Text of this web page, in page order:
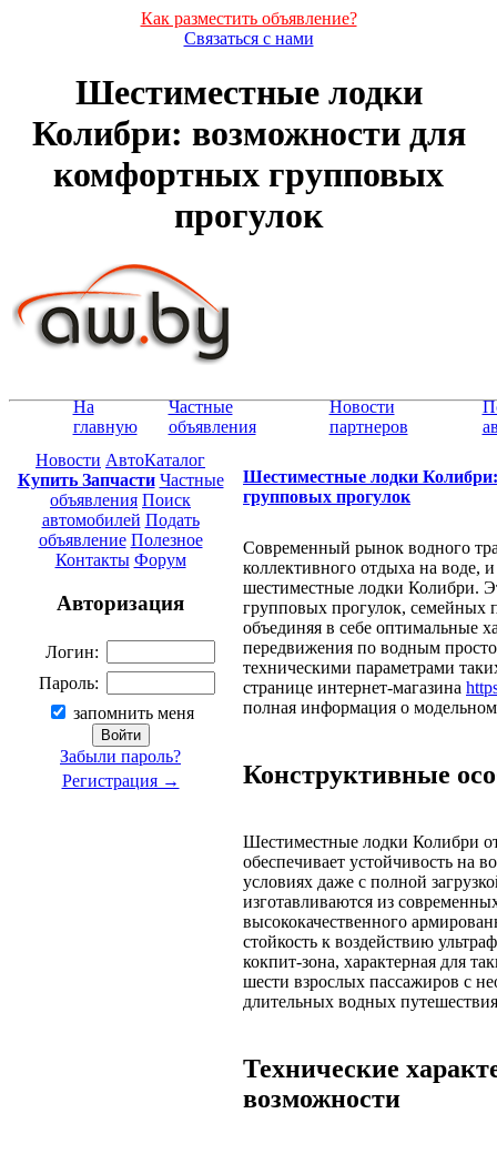
Как разместить объявление?
Связаться с нами
Шестиместные лодки
Колибри: возможности для
комфортных групповых
прогулок
На
главную
Частные
объявления
Новости
партнеров
Новости АвтоКаталог
Купить Запчасти Частные
объявления Поиск
автомобилей Подать
объявление Полезное
Контакты Форум
Авторизация
Логин:
Пароль:
запомнить меня
Забыли пароль?
Регистрация →
Шестиместные лодки
групповых прогулок
Современный рынок водного
коллективного отдыха на воде,
шестиместные лодки Колибри.
групповых прогулок, семейных
объединяя в себе оптимальные
передвижения по водным
техническими параметрами
странице интернет-магазина
полная информация о
Конструктивные
Шестиместные лодки Колибри
обеспечивает устойчивость на
условиях даже с полной
изготавливаются из
высококачественного
стойкость к воздействию
кокпит-зона, характерная для
шести взрослых пассажиров с
длительных водных
Технические
возможности